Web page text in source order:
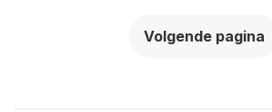
Volgende pagina